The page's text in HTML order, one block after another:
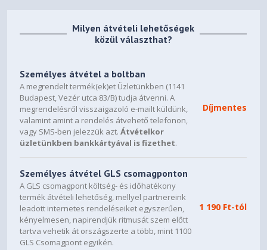
2x 120 mm, 2x 140 mm
Bottom fan
-
Dust filters
PSU (Bottom)
Cable routing space
34,5 mm
Cable cover
Yes
Milyen átvételi lehetőségek
közül választhat?
Személyes átvétel a boltban
A megrendelt termék(ek)et Üzletünkben (1141
Budapest, Vezér utca 83/B) tudja átvenni. A
megrendelésről visszaigazoló e-mailt küldünk,
valamint amint a rendelés átvehető telefonon,
vagy SMS-ben jelezzük azt.Átvételkor
üzletünkben bankkártyával is fizethet.
Díjmentes
Személyes átvétel GLS csomagponton
A GLS csomagpont költség- és időhatékony
termék átvételi lehetőség, mellyel partnereink
leadott internetes rendeléseiket egyszerűen,
kényelmesen, napirendjük ritmusát szem előtt
tartva vehetik át országszerte a több, mint 1100
GLS Csomagpont egyikén.
1 190 Ft-tól